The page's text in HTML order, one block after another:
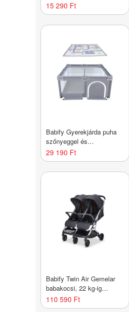
15 290 Ft
Babify Gyerekjárda puha
szőnyeggel és
csúszásgátló járókával,
beltéri és kültéri
használatra is alkalmas,
29 190 Ft
Babify Twin Air Gemelar
babakocsi, 22 kg-ig
engedélyezett, könnyű és
kompakt, halvány szürke
110 590 Ft